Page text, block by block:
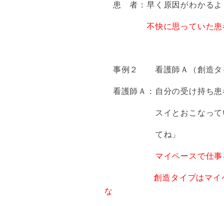
患 者：早く原因がわかるよ
不快に思っていた
事例２ 看護師Ａ（創造タイ
看護師Ａ：自分の受け持ち患
スイとおこなっている。
てね」
マイペースで仕
創造タイプはマイペース
な